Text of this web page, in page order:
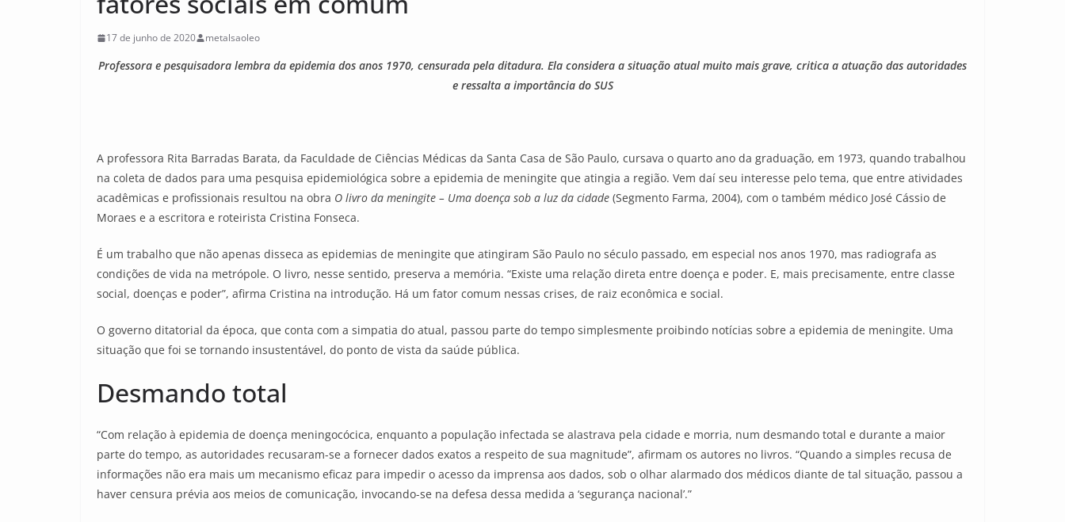
17 de junho de 2020 metalsaoleo
Professora e pesquisadora lembra da epidemia dos anos 1970, censurada pela ditadura. Ela considera a situação atual muito mais grave, critica a atuação das autoridades
e ressalta a importância do SUS
A professora Rita Barradas Barata, da Faculdade de Ciências Médicas da Santa Casa de São Paulo, cursava o quarto ano da graduação, em 1973, quando trabalhou
na coleta de dados para uma pesquisa epidemiológica sobre a epidemia de meningite que atingia a região. Vem daí seu interesse pelo tema, que entre atividades
acadêmicas e profissionais resultou na obra O livro da meningite – Uma doença sob a luz da cidade (Segmento Farma, 2004), com o também médico José Cássio de
Moraes e a escritora e roteirista Cristina Fonseca.
É um trabalho que não apenas disseca as epidemias de meningite que atingiram São Paulo no século passado, em especial nos anos 1970, mas radiografa as
condições de vida na metrópole. O livro, nesse sentido, preserva a memória. “Existe uma relação direta entre doença e poder. E, mais precisamente, entre classe
social, doenças e poder”, afirma Cristina na introdução. Há um fator comum nessas crises, de raiz econômica e social.
O governo ditatorial da época, que conta com a simpatia do atual, passou parte do tempo simplesmente proibindo notícias sobre a epidemia de meningite. Uma
situação que foi se tornando insustentável, do ponto de vista da saúde pública.
Desmando total
“Com relação à epidemia de doença meningocócica, enquanto a população infectada se alastrava pela cidade e morria, num desmando total e durante a maior
parte do tempo, as autoridades recusaram-se a fornecer dados exatos a respeito de sua magnitude”, afirmam os autores no livros. “Quando a simples recusa de
informações não era mais um mecanismo eficaz para impedir o acesso da imprensa aos dados, sob o olhar alarmado dos médicos diante de tal situação, passou a
haver censura prévia aos meios de comunicação, invocando-se na defesa dessa medida a ‘segurança nacional’.”